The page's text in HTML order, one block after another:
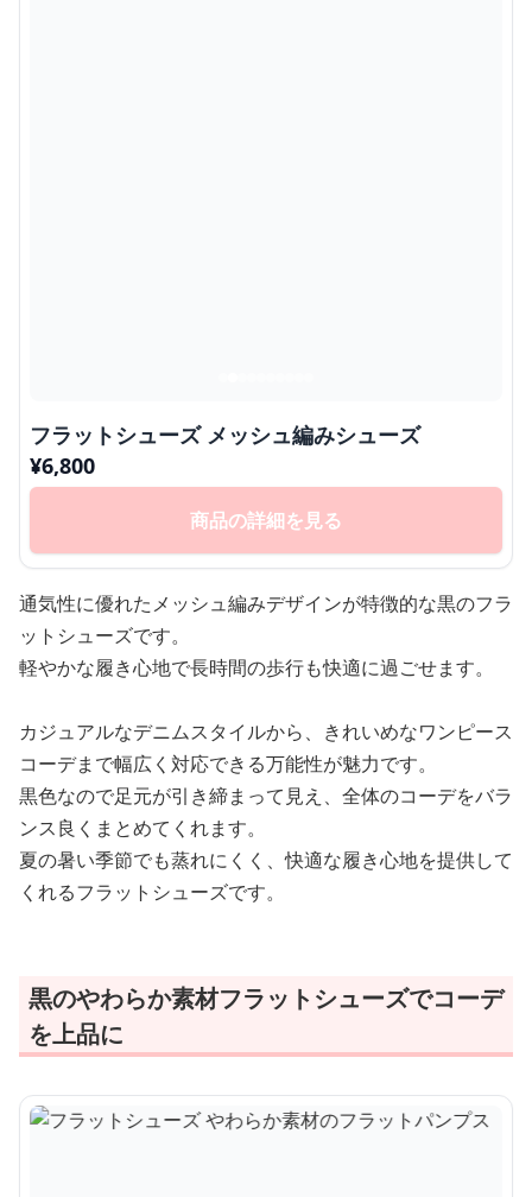
フラットシューズ メッシュ編みシューズ
¥6,800
商品の詳細を見る
通気性に優れたメッシュ編みデザインが特徴的な黒のフラ
ットシューズです。
軽やかな履き心地で長時間の歩行も快適に過ごせます。
カジュアルなデニムスタイルから、きれいめなワンピース
コーデまで幅広く対応できる万能性が魅力です。
黒色なので足元が引き締まって見え、全体のコーデをバラ
ンス良くまとめてくれます。
夏の暑い季節でも蒸れにくく、快適な履き心地を提供して
くれるフラットシューズです。
黒のやわらか素材フラットシューズでコーデ
を上品に